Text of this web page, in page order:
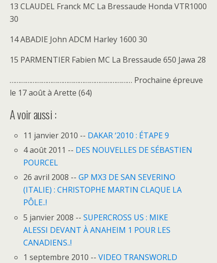
13 CLAUDEL Franck MC La Bressaude Honda VTR1000
30
14 ABADIE John ADCM Harley 1600 30
15 PARMENTIER Fabien MC La Bressaude 650 Jawa 28
…………………………………………………………… Prochaine épreuve
le 17 août à Arette (64)
A voir aussi :
11 janvier 2010 -- DAKAR ‘2010 : ÉTAPE 9
4 août 2011 -- DES NOUVELLES DE SÉBASTIEN
POURCEL
26 avril 2008 --GP MX3 DE SAN SEVERINO
(ITALIE) : CHRISTOPHE MARTIN CLAQUE LA
PÔLE..!
5 janvier 2008 --SUPERCROSS US : MIKE
ALESSI DEVANT À ANAHEIM 1 POUR LES
CANADIENS..!
1 septembre 2010 --VIDEO TRANSWORLD